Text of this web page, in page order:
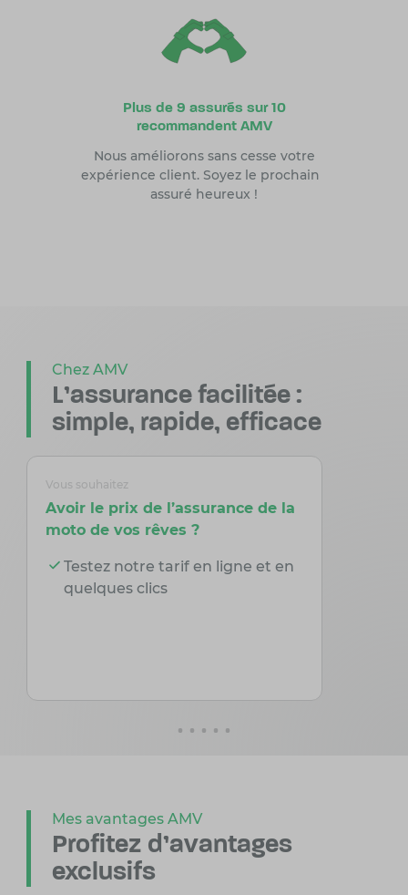
Plus de 9 assurés sur 10
recommandent AMV
Nous améliorons sans cesse votre
expérience client. Soyez le prochain
assuré heureux !
Chez AMV
L'assurance facilitée :
simple, rapide, efficace
Vous souhaitez
Avoir le prix de l’assurance de la
moto de vos rêves ?
Testez notre tarif en ligne et en
quelques clics
Mes avantages AMV
Profitez d'avantages
exclusifs